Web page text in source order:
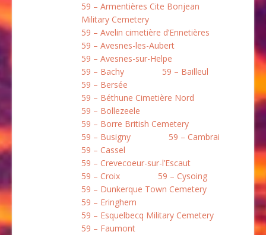
59 – Armentières Cite Bonjean
Military Cemetery
59 – Avelin cimetière d’Ennetières
59 – Avesnes-les-Aubert
59 – Avesnes-sur-Helpe
59 – Bachy
59 – Bailleul
59 – Bersée
59 – Béthune Cimetière Nord
59 – Bollezeele
59 – Borre British Cemetery
59 – Busigny
59 – Cambrai
59 – Cassel
59 – Crevecoeur-sur-l’Escaut
59 – Croix
59 – Cysoing
59 – Dunkerque Town Cemetery
59 – Eringhem
59 – Esquelbecq Military Cemetery
59 – Faumont